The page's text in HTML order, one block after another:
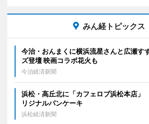
みん経トピックス
今治・おんまくに横浜流星さんと広瀬す
ズ登壇 映画コラボ花火も
今治経済新聞
浜松・高丘北に「カフェロブ浜松本店
リジナルパンケーキ
浜松経済新聞